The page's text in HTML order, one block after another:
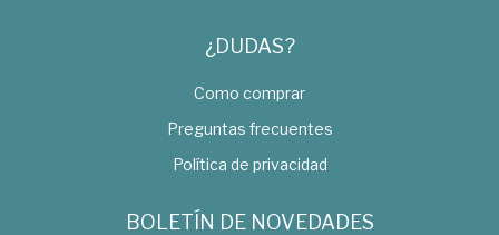
¿DUDAS?
Como comprar
Preguntas frecuentes
Política de privacidad
BOLETÍN DE NOVEDADES